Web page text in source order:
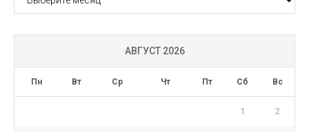
АВГУСТ 2026
Пн Вт Ср Чт Пт Сб Вс
1 2